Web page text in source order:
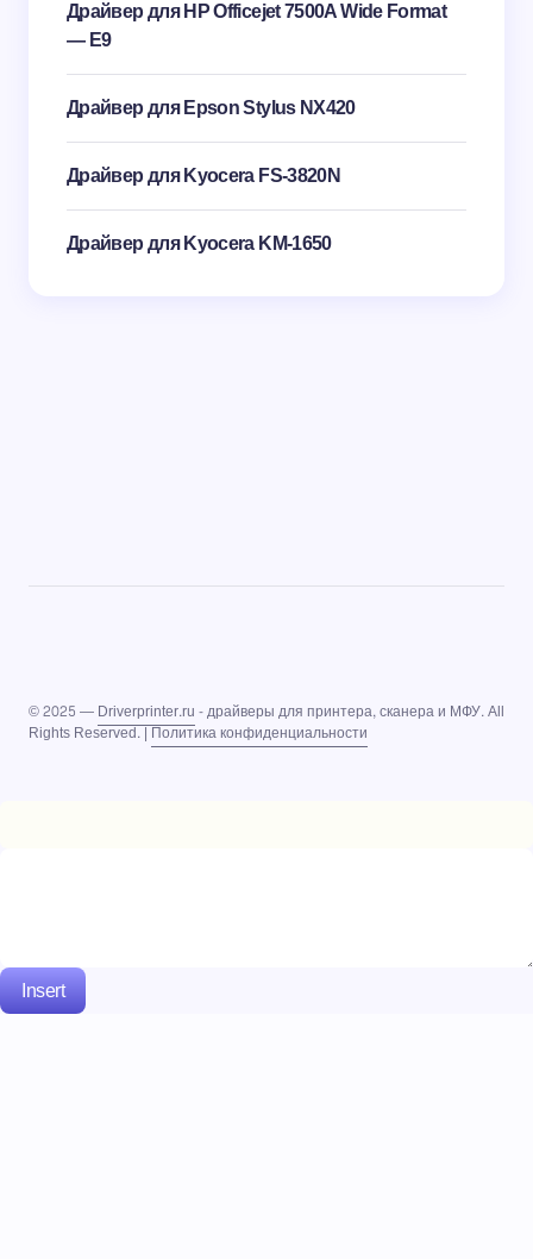
Драйвер для HP Officejet 7500A Wide Format
— E9
Драйвер для Epson Stylus NX420
Драйвер для Kyocera FS-3820N
Драйвер для Kyocera KM-1650
© 2025 —Driverprinter.ru- драйверы для принтера, сканера и МФУ. All
Rights Reserved. |Политика конфиденциальности
Insert